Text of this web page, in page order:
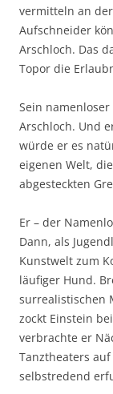
vermitteln an
Aufschneider
Arschloch. Das
Topor die
Sein
Arschloch. Und
würde er es
eigenen Welt,
abgesteckten
Er – der
Dann, als
Kunstwelt zum
läufiger Hund.
surrealistischen
zockt Einstein
verbrachte er
Tanztheaters
selbstredend